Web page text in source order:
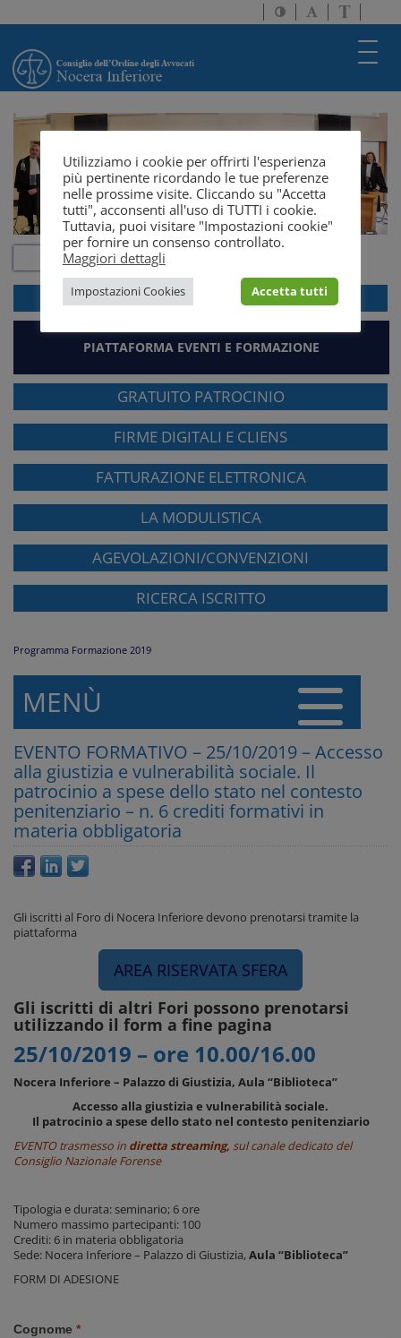
Attiva/disattiva
alto
Attiva/
dimensione
a
solo
ACCEDI ALLA WEBMAIL
PIATTAFORMA EVENTI E FORMAZIONE
GRATUITO PATROCINIO
FIRME DIGITALI E CLIENS
FATTURAZIONE ELETTRONICA
LA MODULISTICA
AGEVOLAZIONI/CONVENZIONI
RICERCA ISCRITTO
Programma Formazione 2019
MENÙ
EVENTO FORMATIVO – 25/10/2019 – Accesso
alla giustizia e vulnerabilità sociale. Il
patrocinio a spese dello stato nel contesto
penitenziario – n. 6 crediti formativi in
materia obbligatoria
Gli iscritti al Foro di Nocera Inferiore devono prenotarsi tramite la
piattaforma
AREA RISERVATA SFERA
Gli iscritti di altri Fori possono prenotarsi
utilizzando il form a fine pagina
25/10/2019 – ore 10.00/16.00
Nocera Inferiore – Palazzo di Giustizia, Aula “Biblioteca”
Accesso alla giustizia e vulnerabilità sociale.
Il patrocinio a spese dello stato nel contesto penitenziario
EVENTO trasmesso in diretta streaming, sul canale dedicato del
Consiglio Nazionale Forense
Tipologia e durata: seminario; 6 ore
Numero massimo partecipanti: 100
Crediti: 6 in materia obbligatoria
Sede: Nocera Inferiore – Palazzo di Giustizia,Aula “Biblioteca”
FORM DI ADESIONE
Cognome *
Utilizziamo i cookie per offrirti l'esperienza
più pertinente ricordando le tue preferenze
nelle prossime visite. Cliccando su "Accetta
tutti", acconsenti all'uso di TUTTI i cookie.
Tuttavia, puoi visitare "Impostazioni cookie"
per fornire un consenso controllato.
Maggiori dettagli
Impostazioni Cookies Accetta tutti